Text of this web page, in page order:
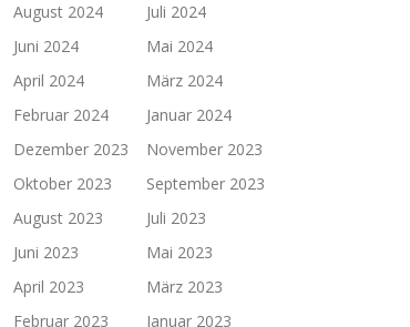
August 2024
Juli 2024
Juni 2024
Mai 2024
April 2024
März 2024
Februar 2024
Januar 2024
Dezember 2023
November 2023
Oktober 2023
September 2023
August 2023
Juli 2023
Juni 2023
Mai 2023
April 2023
März 2023
Februar 2023
Januar 2023